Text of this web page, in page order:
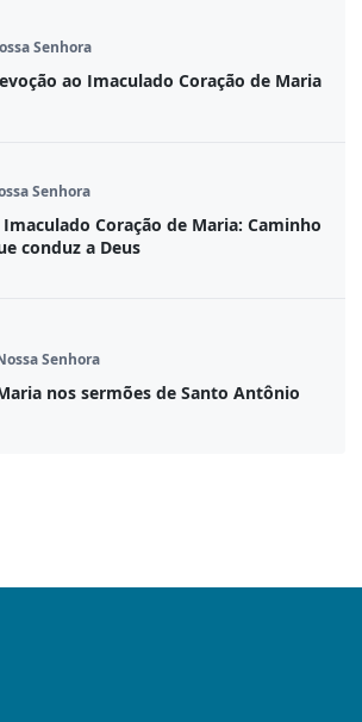
Senhora
ao Imaculado Coração de Maria
Senhora
Imaculado Coração de Maria: Caminho
conduz a Deus
Senhora
nos sermões de Santo Antônio